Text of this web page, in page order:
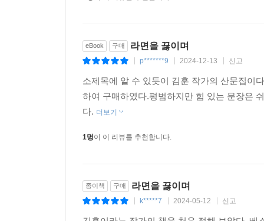
eBook 구매 라면을 끓이며
p*******9 2024-12-13 신고
소제목에 알 수 있듯이 김훈 작가의 산문집이
하여 구매하였다.평범하지만 힘 있는 문장은
다. 더보기
1명이 이 리뷰를 추천합니다.
종이책 구매 라면을 끓이며
k*****7 2024-05-12 신고